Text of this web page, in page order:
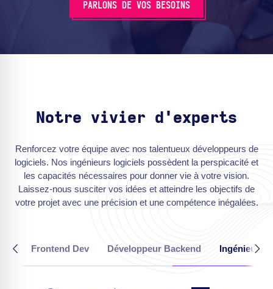
PARLONS DE VOS BESOINS
Notre vivier d'experts
Renforcez votre équipe avec nos talentueux développeurs de
logiciels. Nos ingénieurs logiciels possèdent la perspicacité et
les capacités nécessaires pour donner vie à votre vision.
Laissez-nous susciter vos idées et atteindre les objectifs de
votre projet avec une précision et une compétence inégalées.
Frontend Dev Développeur Backend Ingénieurs